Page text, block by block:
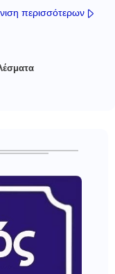
περισσότερων